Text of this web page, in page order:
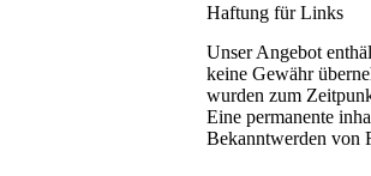
Haftung für Links
Unser Angebot
keine Gewähr
wurden zum
Eine permanente
Bekanntwerden von